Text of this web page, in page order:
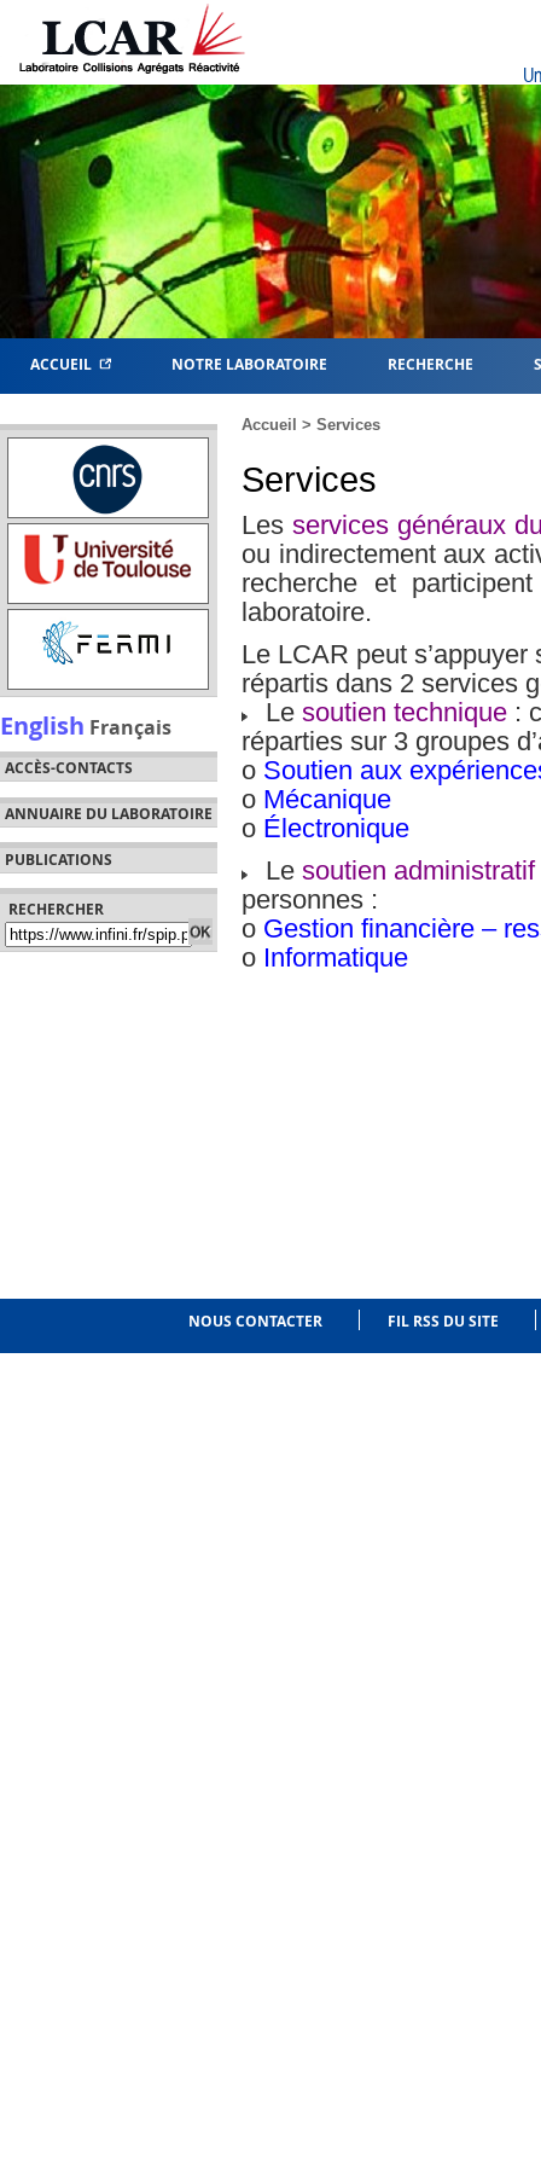
ACCUEIL NOTRE LABORATOIRE RECHERCHE
English Français
ACCÈS-CONTACTS
ANNUAIRE DU LABORATOIRE
PUBLICATIONS
RECHERCHER
Accueil > Services
Services
Les services généraux
ou indirectement aux
recherche et
laboratoire.
Le LCAR peut
répartis dans 2 services
Le soutien technique :
réparties sur 3 groupes
o Soutien aux
o Mécanique
o Électronique
Le soutien
personnes :
o Gestion financière –
o Informatique
NOUS CONTACTER FIL RSS DU SITE